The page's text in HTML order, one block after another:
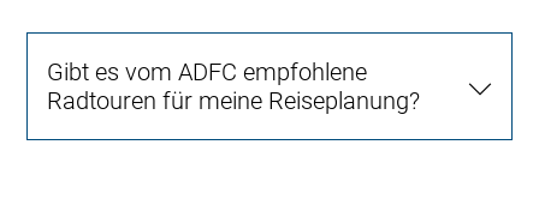
Gibt es vom ADFC empfohlene
Radtouren für meine Reiseplanung?